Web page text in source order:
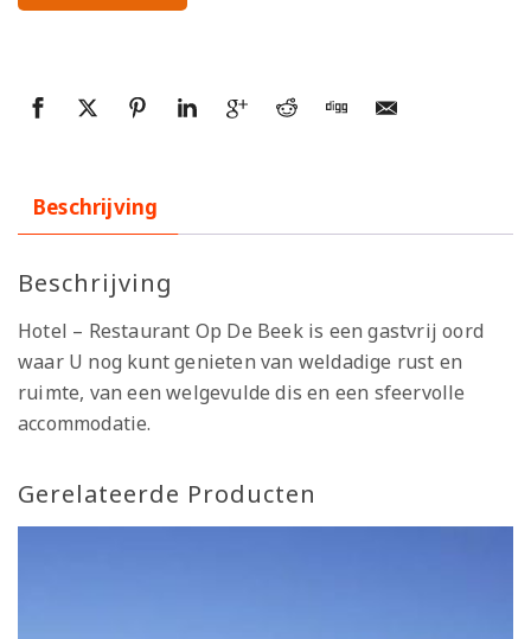
Beschrijving
Beschrijving
Hotel – Restaurant Op De Beek is een gastvrij oord
waar U nog kunt genieten van weldadige rust en
ruimte, van een welgevulde dis en een sfeervolle
accommodatie.
Gerelateerde Producten